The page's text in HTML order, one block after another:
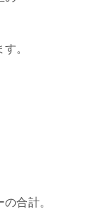
。
合計。